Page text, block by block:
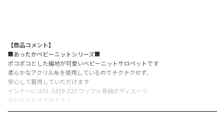
【商品コメント】
■あったかベビーニットシリーズ■
ポコポコとした編地が可愛いベビーニットサロペットです
柔らかなアクリル糸を使用しているのでチクチクせず、
安心して着用していただけます
インナーには01-3439-323 ワッフル長袖ボディスーツ
合わせがおすすめです♪